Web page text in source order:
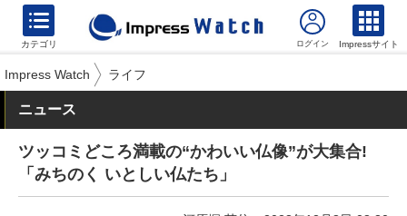
カテゴリ Impressサイト
Impress Watch ライフ
ニュース
ツッコミどころ満載の“かわいい仏像”が大集合!
「みちのく いとしい仏たち」